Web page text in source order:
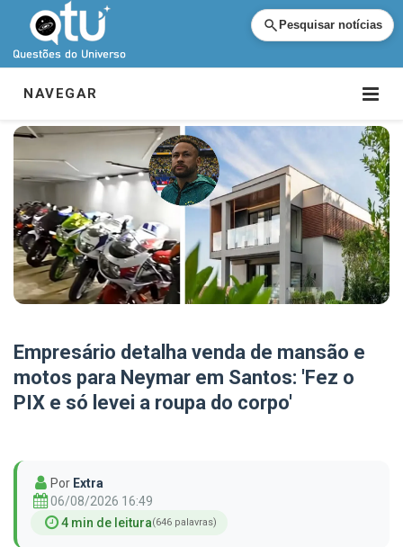
Pesquisar notícias
NAVEGAR
Empresário detalha venda de mansão e
motos para Neymar em Santos: 'Fez o
PIX e só levei a roupa do corpo'
Por Extra
06/08/2026 16:49
4 min de leitura(646 palavras)